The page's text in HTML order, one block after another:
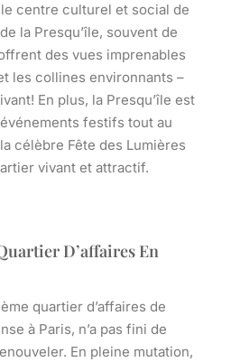
centre culturel et social de
la Presqu’île, souvent de
des vues imprenables
les collines environnants –
En plus, la Presqu’île est
festifs tout au
célèbre Fête des Lumières
vivant et attractif.
D’affaires En
quartier d’affaires de
à Paris, n’a pas fini de
En pleine mutation,